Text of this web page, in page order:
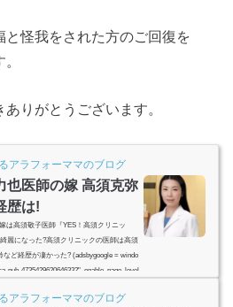
怪我をされた方のご回復を
りがとうございます。
アラフォーママのブログ
也医師の嫁 高須克弥
歴は!
は高須敬子医師『YES！高須クリニッ
麗になった?高須クリニックの医師は高須
ど経歴が凄かった? (adsbygoogle = windo
pub-4735429620646332", enable_page_level
子とは夫高須...
アラフォーママのブログ